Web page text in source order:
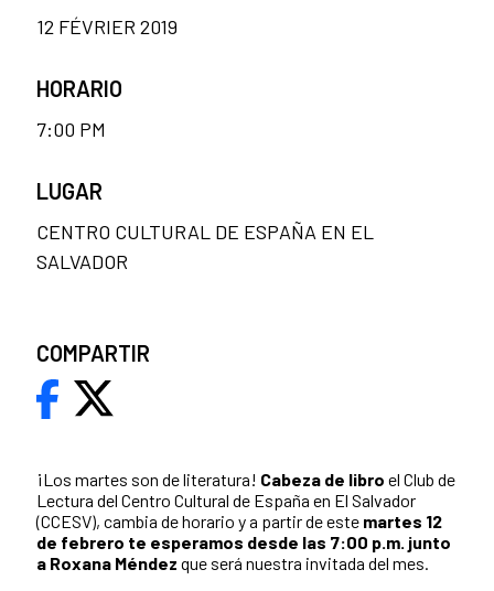
¡Los martes son de literatura! Cabeza de libro el Club de
Lectura del Centro Cultural de España en El Salvador
(CCESV), cambia de horario y a partir de este martes 12
de febrero te esperamos desde las 7:00 p.m. junto
a Roxana Méndez que será nuestra invitada del mes.
12 FÉVRIER 2019
HORARIO
7:00 PM
LUGAR
CENTRO CULTURAL DE ESPAÑA EN EL
SALVADOR
COMPARTIR